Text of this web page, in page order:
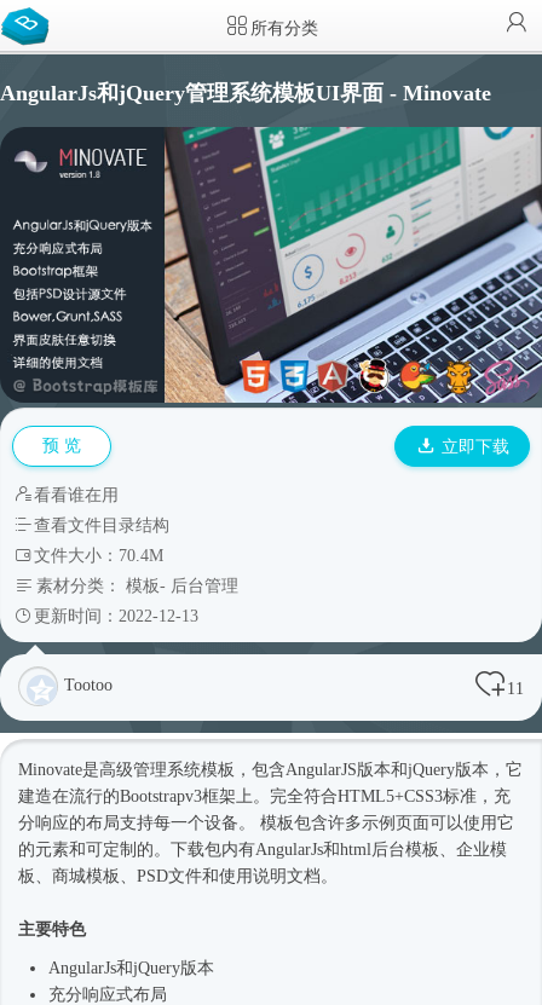
所有分类
AngularJs和jQuery管理系统模板UI界面 - Minovate
预 览 立即下载
看看谁在用
查看文件目录结构
文件大小：70.4M
素材分类： 模板- 后台管理
更新时间：2022-12-13
Tootoo 11
Minovate是高级管理系统模板，包含AngularJS版本和jQuery版本，它
建造在流行的Bootstrapv3框架上。完全符合HTML5+CSS3标准，充
分响应的布局支持每一个设备。 模板包含许多示例页面可以使用它
的元素和可定制的。下载包内有AngularJs和html 后台模板 、企业模
板
、商城模板、PSD文件和使用说明文档。
主要特色
AngularJs和jQuery版本
充分响应式布局